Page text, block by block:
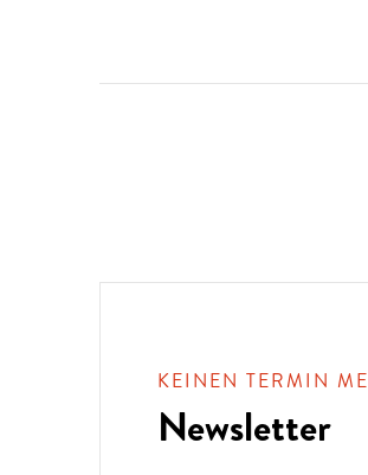
KEINEN TERMIN
Newsletter